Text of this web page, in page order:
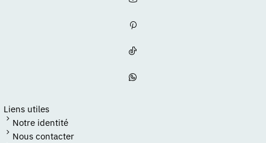
Liens utiles
Notre identité
Nous contacter